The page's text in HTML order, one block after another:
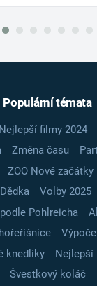
Populární témata
Nejlepší filmy 2024
Změna času
ZOO Nové začátky
Volby 2025
Pohlreicha
knedlíky
Nejlepší
Švestkový koláč